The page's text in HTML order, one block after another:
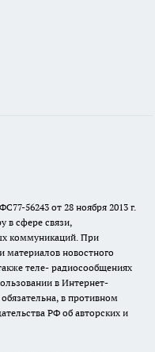
56243 от 28 ноября 2013 г.
в сфере связи,
коммуникаций. При
материалов новостного
теле- радиосообщениях
в Интернет-
в противном
РФ об авторских и